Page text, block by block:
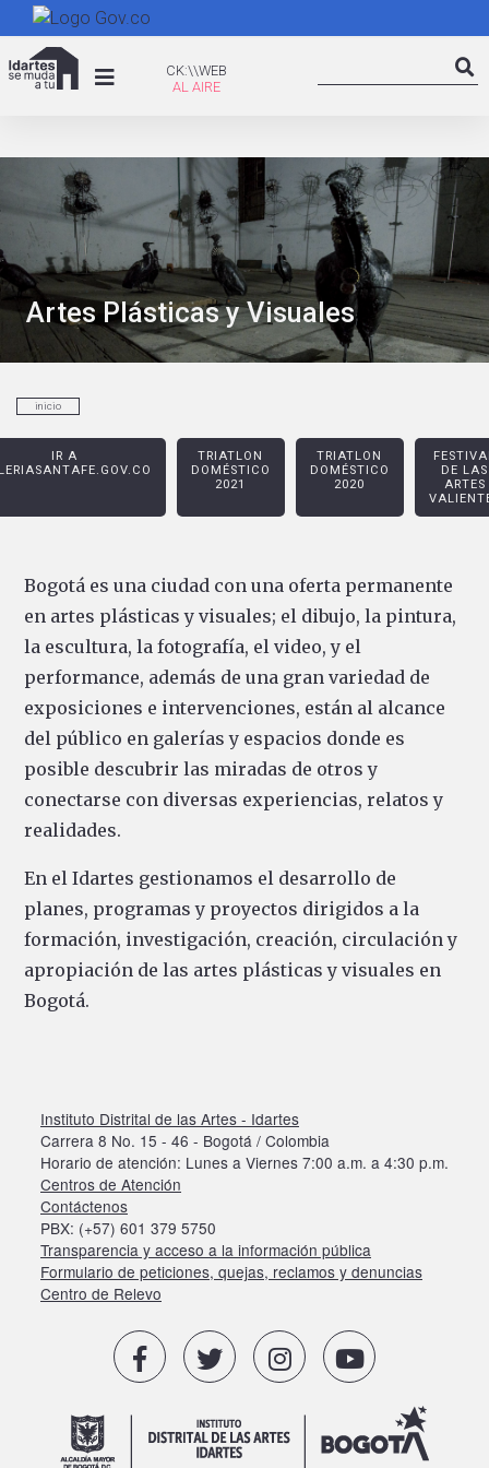
to
CK:\WEB
CK:\\WEB
Artes Plásticas y Visuales
inicio
IR A
TRIATLON
DOMÉSTICO
2021
TRIATLON
DOMÉSTICO
2020
DE LAS
ARTES
Bogotá es una ciudad con una oferta permanente
en artes plásticas y visuales; el dibujo, la pintura,
la escultura, la fotografía, el video, y el
performance, además de una gran variedad de
exposiciones e intervenciones, están al alcance
del público en galerías y espacios donde es
posible descubrir las miradas de otros y
conectarse con diversas experiencias, relatos y
realidades.
En el Idartes gestionamos el desarrollo de
planes, programas y proyectos dirigidos a la
formación, investigación, creación, circulación y
apropiación de las artes plásticas y visuales en
Bogotá.
Instituto Distrital de las Artes - Idartes
Carrera 8 No. 15 - 46 - Bogotá / Colombia
Horario de atención: Lunes a Viernes 7:00 a.m. a 4:30 p.m.
Centros de Atención
Contáctenos
PBX: (+57) 601 379 5750
Transparencia y acceso a la información pública
Formulario de peticiones, quejas, reclamos y denuncias
Centro de Relevo